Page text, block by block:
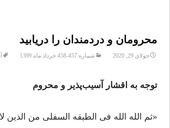
محرومان و دردمندان را دریابید
جولای 29, 2020 شماره 457-458 خرداد ماه 1399
توجه به اقشار آسیب‌پذیر و محروم
«ثم الله الله فی الطبقه السفلی من الذین